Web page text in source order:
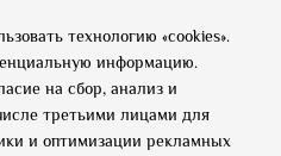
технологию «cookies».
информацию.
на сбор, анализ и
третьими лицами для
и оптимизации рекламных